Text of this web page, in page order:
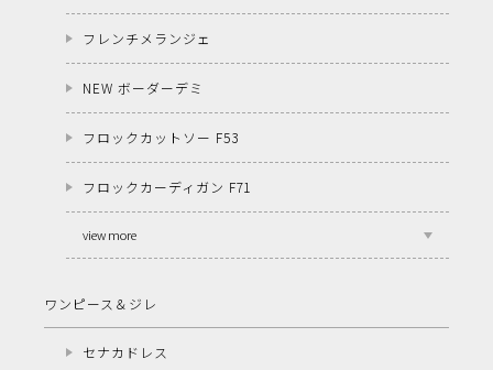
フレンチメランジェ
NEW ボーダーデミ
フロックカットソー F53
フロックカーディガン F71
view more
ワンピース＆ジレ
セナカドレス